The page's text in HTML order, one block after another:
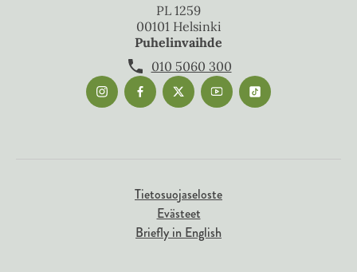
PL 1259
00101 Helsinki
Puhelinvaihde
010 5060 300
Tietosuojaseloste
Evästeet
Briefly in English